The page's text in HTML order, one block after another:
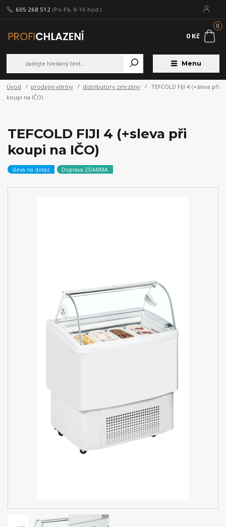
Menu
605 268 512 (Po-Pá, 8-16 hod.)
0
0 Kč
Úvod prodejní vitríny distributory zmrzliny
TEFCOLD FIJI 4 (+sleva při
koupi na IČO)
TEFCOLD FIJI 4 (+sleva při
koupi na IČO)
sleva na dotaz Doprava ZDARMA